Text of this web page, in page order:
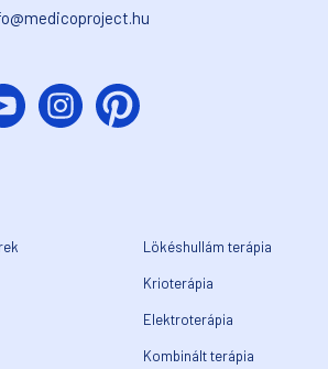
Lökéshullám terápia
Krioterápia
Elektroterápia
Kombinált terápia